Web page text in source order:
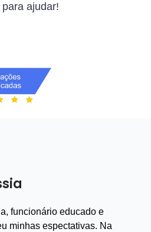
ajudar!
funcionário educado e
minhas espectativas. Na